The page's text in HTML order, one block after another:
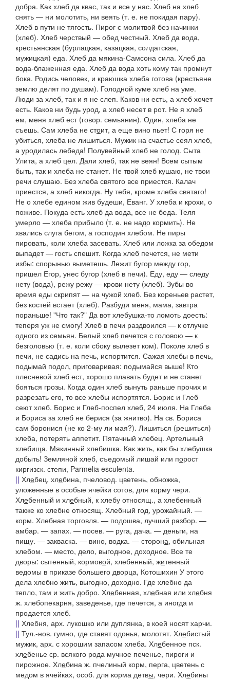
добра. Как хлеб да квас, так и все у нас. Хлеб на хлеб
снять — ни молотить, ни веять (т. е. не покидая пару).
Хлеб в пути не тягость. Пирог с молитвой без начинки
(хлеб). Хлеб черствый — обед честный. Хлеб да вода,
крестьянская (бурлацкая, казацкая, солдатская,
мужицкая) еда. Хлеб да мякина-Самсона сила. Хлеб да
вода-блаженная еда. Хлеб да вода хоть кому так промнут
бока. Родись человек, и краюшка хлеба готова (крестьяне
землю делят по душам). Голодной куме хлеб на уме.
Люди за хлеб, так и я не слеп. Каков ни есть, а хлеб хочет
есть. Каков ни будь урод, а хлеб несет в рот. Не я хлеб
ем, меня хлеб ест(говор. семьянин). Один, хлеба не
съешь. Сам хлеба не стоит, а еще вино пьет! С горя не
убиться, хлеба не лишиться. Мужик на счастье сеял хлеб,
а уродилась лебеда! Полувейный хлеб не голод. Сыта
Улита, а хлеб цел. Дали хлеб, так не веян! Всем сытым
быть, так и хлеба не станет. Не твой хлеб кушаю, не твои
речи слушаю. Без хлеба святого все приестся. Калач
приестся, а хлеб никогда. Ну тебя, кроме хлеба святаго!
Не о хлебе едином жив будеши, Еванг. У хлеба и крохи, о
поживе. Покуда есть хлеб да вода, все не беда. Теля
умерло — хлеба прибыло (т. е. не надо кормить). Не
хвались слуга бегом, а господин хлебом. Не пиры
пировать, коли хлеба засевать. Хлеб или ложка за обедом
выпадет — гость спешит. Когда хлеб печется, не мети
избы: спорынью выметешь. Лежит бугор между гор,
пришел Егор, унес бугор (хлеб в печи). Еду, еду — следу
нету (вода), режу режу — крови нету (хлеб). Зубы во
время еды скрипят — на чужой хлеб. Без кореньев растет,
без костей встает(хлеб). Разбуди меня, мама, завтра
пораньше! "Что так?" Да вот хлебушка-то ломоть доесть:
теперя уж не смогу! Хлеб в печи раздвоился — к отлучке
одного из семьян. Белый хлеб печется с головою — к
безголовью (т. е. коли сбоку вылезет ком). Поколе хлеб в
печи, не садись на печь, испортится. Сажая хлебы в печь,
подымай подол, приговаривая: подымайся выше! Кто
плесневой хлеб ест, хорошо плавать будет и не станет
бояться грозы. Когда один хлеб вынуть раньше прочих и
разрезать его, то все хлебы испортятся. Борис и Глеб
сеют хлеб. Борис и Глеб-поспел хлеб, 24 июля. На Глеба
и Бориса за хлеб не берися (за жнитво). На св. Бориса
сам боронися (не ко 2-му ли мая?). Лишиться (решиться)
хлеба, потерять аппетит. Пятачный хлебец. Артельный
хлебища. Мякинный хлебишка. Как жить, как бы хлебушка
добыть! Земляной хлеб, съедомый лишай или порост
киргизск. степи, Parmelia esculenta.
|| Хлебец, хлебина, пчеловод. цветень, обножка,
уложенные в особые ячейки сотов, для корму чери.
Хлебенный и хлебный, к хлебу относящ., а хлебенный
также ко хлебне относящ. Хлебный год, урожайный. —
корм. Хлебная торговля. — подошва, лучший разбор. —
амбар. — запах. — посев. — руга, дача. — деньги, на
пищу. — закваска. — вино, водка. — сторона, обильная
хлебом. — место, дело, выгодное, доходное. Все те
дворы: сытенный, кормовой, хлебенный, житенный
ведомы в приказе большего дворца, Котошихин У этого
дела хлебно жить, выгодно, доходно. Где хлебно да
тепло, там и жить добро. Хлебенная, хлебная или хлебня
ж. хлебопекарня, заведенье, где печется, а иногда и
продается хлеб.
|| Хлебня, арх. лукошко или дуплянка, в коей носят харчи.
|| Тул.-нов. гумно, где ставят одонья, молотят. Хлебистый
мужик, арх. с хорошим запасом хлеба. Хлебенное пск.
хлебенье ср. всякого рода мучное печенье, пироги и
пирожное. Хлебина ж. пчелиный корм, перга, цветень с
медом в ячейках, особ. для корма детвы, чери. Хлебины